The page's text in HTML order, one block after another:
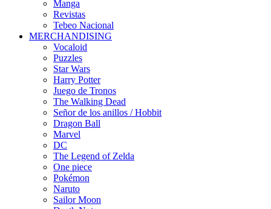
Manga
Revistas
Tebeo Nacional
MERCHANDISING
Vocaloid
Puzzles
Star Wars
Harry Potter
Juego de Tronos
The Walking Dead
Señor de los anillos / Hobbit
Dragon Ball
Marvel
DC
The Legend of Zelda
One piece
Pokémon
Naruto
Sailor Moon